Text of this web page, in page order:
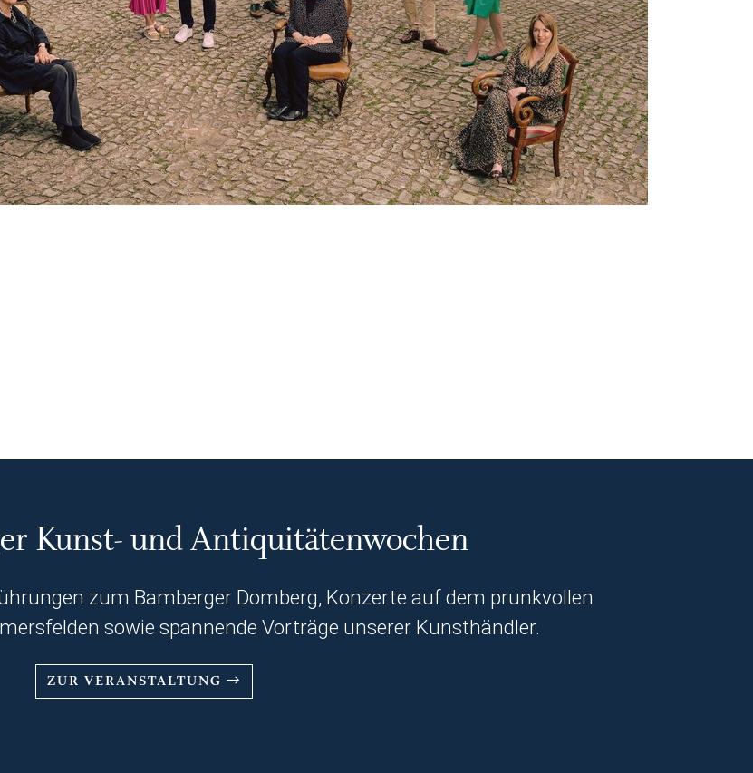
Kunst- und Antiquitätenwochen
zum Bamberger Domberg, Konzerte auf dem prunkvollen
sowie spannende Vorträge unserer Kunsthändler.
ZUR VERANSTALTUNG